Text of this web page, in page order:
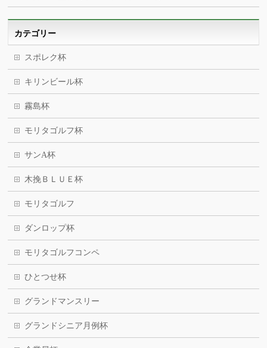
カテゴリー
スポレク杯
キリンビール杯
霧島杯
モリタゴルフ杯
サンA杯
木挽ＢＬＵＥ杯
モリタゴルフ
ダンロップ杯
モリタゴルフコンペ
ひとつせ杯
グランドマンスリー
グランドシニア月例杯